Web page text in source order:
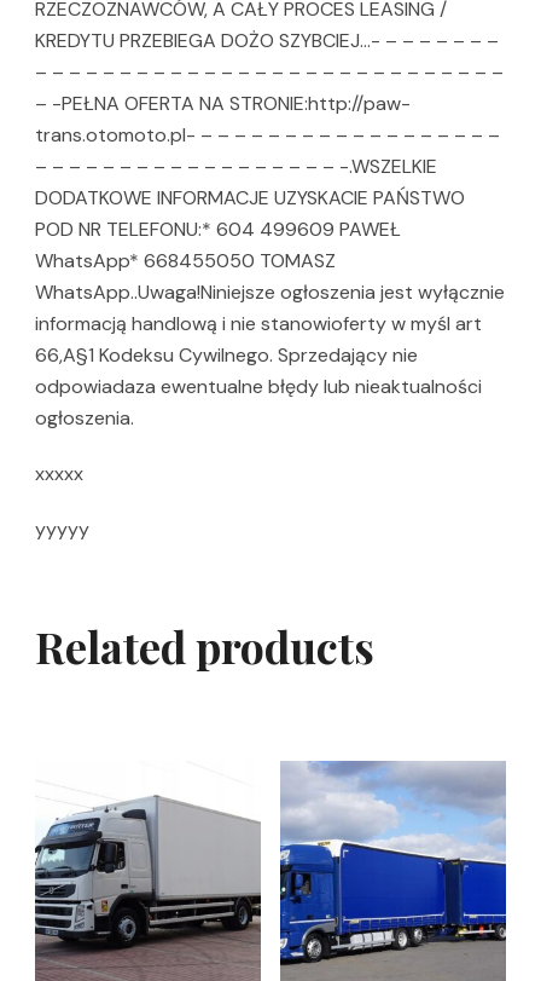
RZECZOZNAWCÓW, A CAŁY PROCES LEASING /
KREDYTU PRZEBIEGA DOŻO SZYBCIEJ…- – – – – – – –
– – – – – – – – – – – – – – – – – – – – – – – – – – – –
– -PEŁNA OFERTA NA STRONIE:http://paw-
trans.otomoto.pl- – – – – – – – – – – – – – – – – – –
– – – – – – – – – – – – – – – – – – -.WSZELKIE
DODATKOWE INFORMACJE UZYSKACIE PAŃSTWO
POD NR TELEFONU:* 604 499609 PAWEŁ
WhatsApp* 668455050 TOMASZ
WhatsApp..Uwaga!Niniejsze ogłoszenia jest wyłącznie
informacją handlową i nie stanowioferty w myśl art
66,A§1 Kodeksu Cywilnego. Sprzedający nie
odpowiadaza ewentualne błędy lub nieaktualności
ogłoszenia.
xxxxx
yyyyy
Related products